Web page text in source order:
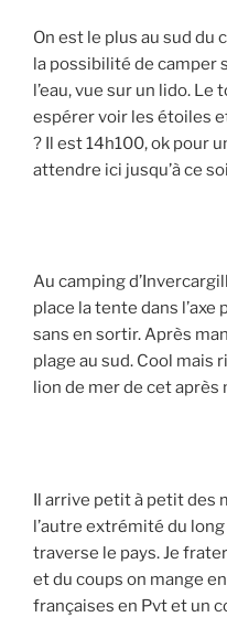
On est le plus au sud du
la possibilité de camper
l’eau, vue sur un lido.
espérer voir les étoiles
? Il est 14h100, ok pour
attendre ici jusqu’à ce
Au camping
place la tente dans
sans en sortir. Après
plage au sud. Cool mais
lion de mer de cet après
Il arrive petit à petit des
l’autre extrémité du
traverse le pays. Je
et du coups on mange
françaises en Pvt et un